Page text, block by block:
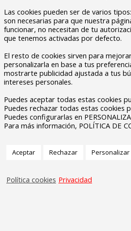
Las cookies pueden ser de varios
son necesarias para que nuestra
funcionar, no necesitan de tu
que tenemos activadas por defecto.
El resto de cookies sirven para
personalizarla en base a tus
mostrarte publicidad ajustada a tus
intereses personales.
Puedes aceptar todas estas cookies
Puedes rechazar todas estas cookies
Puedes configurarlas en
Para más información, POLÍTICA DE
Aceptar Rechazar Personalizar
Política cookies Privacidad